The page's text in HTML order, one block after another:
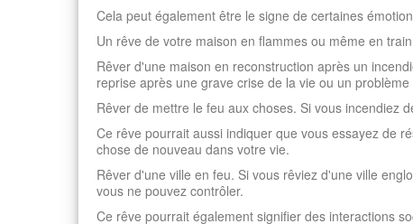
Cela peut également être le signe de certaines
Un rêve de votre maison en flammes ou même en
Rêver d'une maison en reconstruction après un
reprise après une grave crise de la vie ou un problème
Rêver de mettre le feu aux choses. Si vous incendiez
Ce rêve pourrait aussi indiquer que vous essayez de
chose de nouveau dans votre vie.
Rêver d'une ville en feu. Si vous rêviez d'une ville
vous ne pouvez contrôler.
Ce rêve pourrait également signifier des interactions